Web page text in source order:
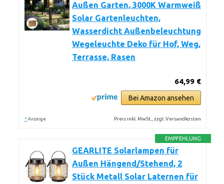
Außen Garten, 3000K Warmweiß
Solar Gartenleuchten,
Wasserdicht Außenbeleuchtung
Wegeleuchte Deko für Hof, Weg,
Terrasse, Rasen
64,99 €
Bei Amazon ansehen
* Anzeige Preis inkl. MwSt., zzgl. Versandkosten
EMPFEHLUNG
GEARLITE Solarlampen für
Außen Hängend/Stehend, 2
Stück Metall Solar Laternen für